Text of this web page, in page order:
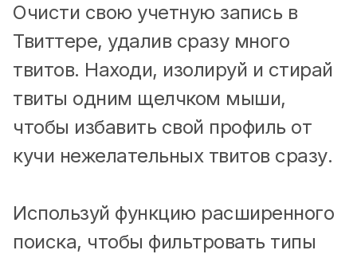
Очисти свою учетную запись в
Твиттере, удалив сразу много
твитов. Находи, изолируй и стирай
твиты одним щелчком мыши,
чтобы избавить свой профиль от
кучи нежелательных твитов сразу.
Используй функцию расширенного
поиска, чтобы фильтровать типы